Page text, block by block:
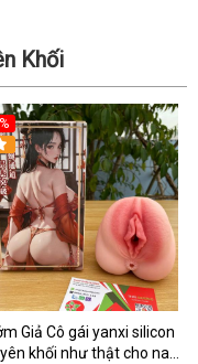
Khối
Giả Cô gái yanxi silicon
khối như thật cho nam